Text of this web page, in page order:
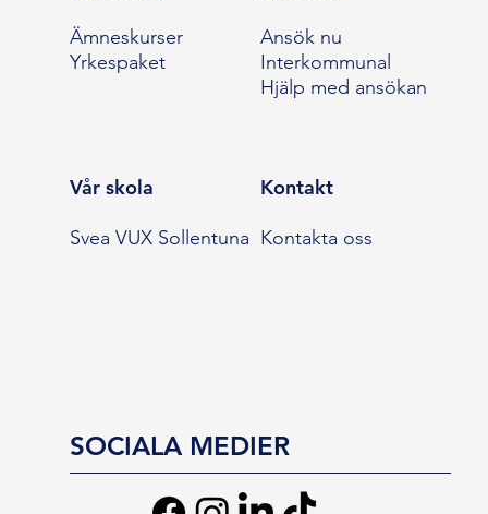
Ämneskurser
Yrkespaket
Ansök nu
Interkommunal
Hjälp med ansökan
Vår skola
Svea VUX Sollentuna
Kontakt
Kontakta oss
SOCIALA MEDIER